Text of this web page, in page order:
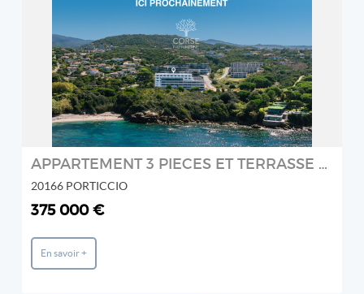
CORSE PATRIMOINE IMMOBILIER
APPARTEMENT 3 PIECES ET TERRASSE - 20166 PORTICCIO
20166 PORTICCIO
375 000 €
En savoir +